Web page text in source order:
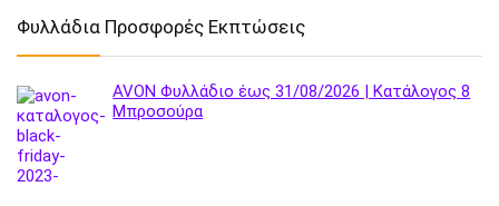
Φυλλάδια Προσφορές Εκπτώσεις
AVON Φυλλάδιο έως 31/08/2026 | Κατάλογος 8
Μπροσούρα